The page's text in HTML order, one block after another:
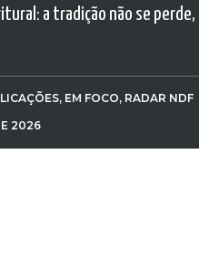
a tradição não se perde,
, EM FOCO, RADAR NDF
2026